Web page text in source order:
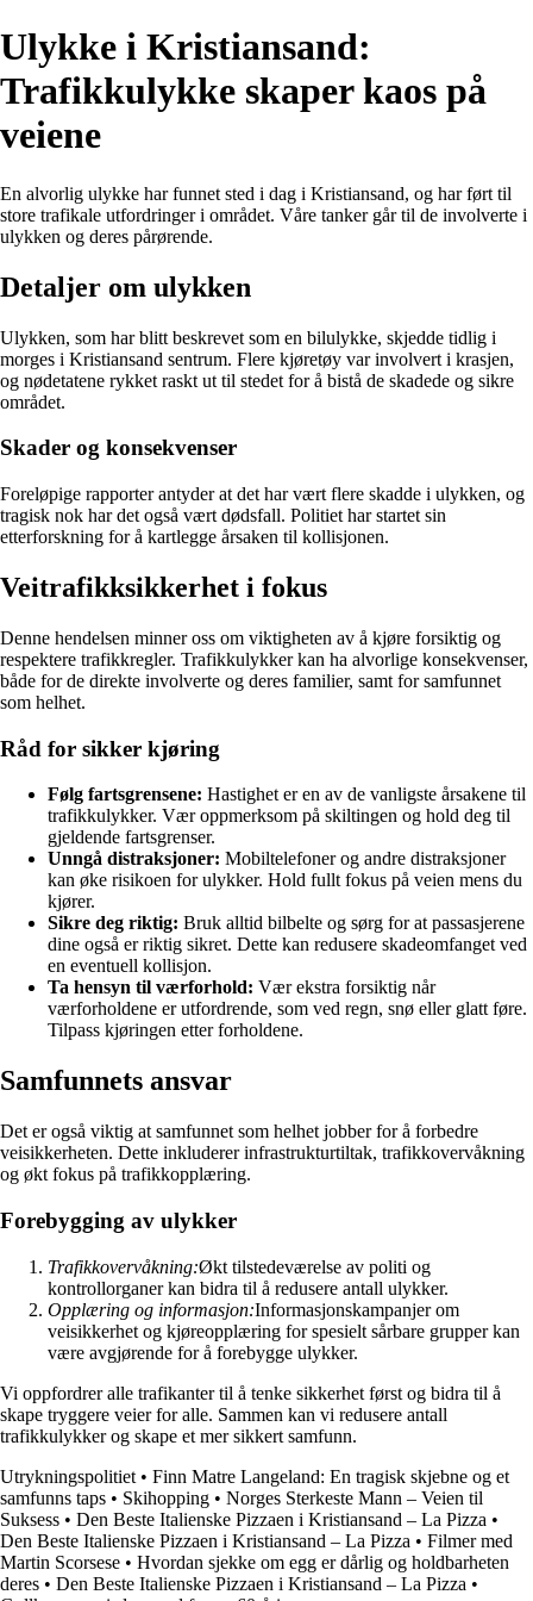
Ulykke i Kristiansand:
Trafikkulykke skaper kaos på
veiene
En alvorlig ulykke har funnet sted i dag i Kristiansand, og har ført til
store trafikale utfordringer i området. Våre tanker går til de involverte i
ulykken og deres pårørende.
Detaljer om ulykken
Ulykken, som har blitt beskrevet som en bilulykke, skjedde tidlig i
morges i Kristiansand sentrum. Flere kjøretøy var involvert i krasjen,
og nødetatene rykket raskt ut til stedet for å bistå de skadede og sikre
området.
Skader og konsekvenser
Foreløpige rapporter antyder at det har vært flere skadde i ulykken, og
tragisk nok har det også vært dødsfall. Politiet har startet sin
etterforskning for å kartlegge årsaken til kollisjonen.
Veitrafikksikkerhet i fokus
Denne hendelsen minner oss om viktigheten av å kjøre forsiktig og
respektere trafikkregler. Trafikkulykker kan ha alvorlige konsekvenser,
både for de direkte involverte og deres familier, samt for samfunnet
som helhet.
Råd for sikker kjøring
Følg fartsgrensene: Hastighet er en av de vanligste årsakene til
trafikkulykker. Vær oppmerksom på skiltingen og hold deg til
gjeldende fartsgrenser.
Unngå distraksjoner: Mobiltelefoner og andre distraksjoner
kan øke risikoen for ulykker. Hold fullt fokus på veien mens du
kjører.
Sikre deg riktig: Bruk alltid bilbelte og sørg for at passasjerene
dine også er riktig sikret. Dette kan redusere skadeomfanget ved
en eventuell kollisjon.
Ta hensyn til værforhold: Vær ekstra forsiktig når
værforholdene er utfordrende, som ved regn, snø eller glatt føre.
Tilpass kjøringen etter forholdene.
Samfunnets ansvar
Det er også viktig at samfunnet som helhet jobber for å forbedre
veisikkerheten. Dette inkluderer infrastrukturtiltak, trafikkovervåkning
og økt fokus på trafikkopplæring.
Forebygging av ulykker
Trafikkovervåkning:Økt tilstedeværelse av politi og
kontrollorganer kan bidra til å redusere antall ulykker.
Opplæring og informasjon:Informasjonskampanjer om
veisikkerhet og kjøreopplæring for spesielt sårbare grupper kan
være avgjørende for å forebygge ulykker.
Vi oppfordrer alle trafikanter til å tenke sikkerhet først og bidra til å
skape tryggere veier for alle. Sammen kan vi redusere antall
trafikkulykker og skape et mer sikkert samfunn.
Utrykningspolitiet • Finn Matre Langeland: En tragisk skjebne og et
samfunns taps • Skihopping • Norges Sterkeste Mann – Veien til
Suksess • Den Beste Italienske Pizzaen i Kristiansand – La Pizza •
Den Beste Italienske Pizzaen i Kristiansand – La Pizza • Filmer med
Martin Scorsese • Hvordan sjekke om egg er dårlig og holdbarheten
deres • Den Beste Italienske Pizzaen i Kristiansand – La Pizza •